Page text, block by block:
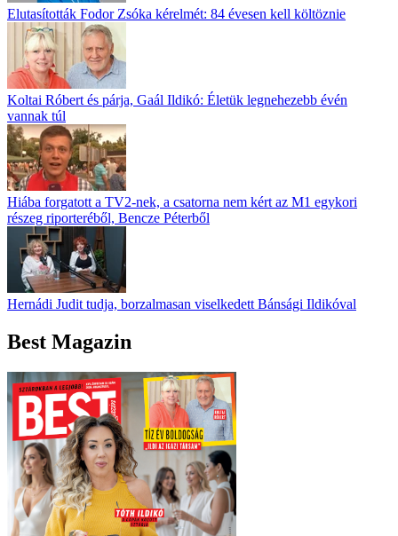
Elutasították Fodor Zsóka kérelmét: 84 évesen kell költöznie
Koltai Róbert és párja, Gaál Ildikó: Életük legnehezebb évén
vannak túl
Hiába forgatott a TV2-nek, a csatorna nem kért az M1 egykori
részeg riporteréből, Bencze Péterből
Hernádi Judit tudja, borzalmasan viselkedett Bánsági Ildikóval
Best Magazin